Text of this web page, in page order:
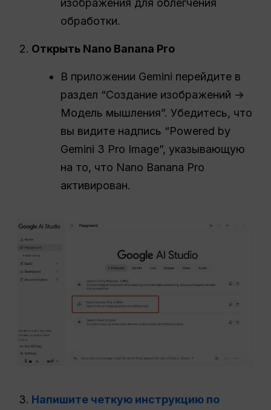
обработки.
Открыть Nano Banana Pro
В приложении Gemini перейдите в
раздел “Создание изображений →
Модель мышления”. Убедитесь, что
вы видите надпись “Powered by
Gemini 3 Pro Image”, указывающую
на то, что Nano Banana Pro
активирован.
Напишите четкую инструкцию по